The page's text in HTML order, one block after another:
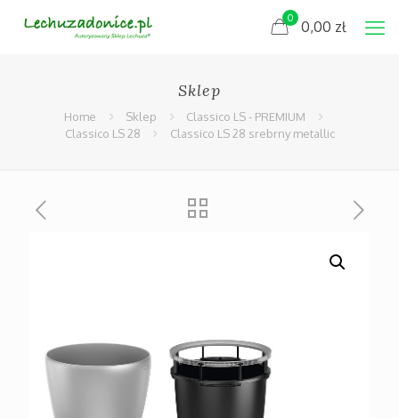
0 0,00 zł
Sklep
Home Sklep
Classico LS - PREMIUM
Classico LS 28
Classico LS 28 srebrny metallic